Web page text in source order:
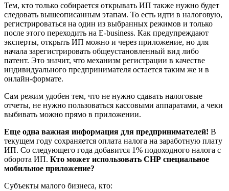
Тем, кто только собирается открывать ИП также нужно будет
следовать вышеописанным этапам. То есть идти в налоговую,
регистрироваться на один из выбранных режимов и только
после этого переходить на E-business. Как предупреждают
эксперты, открыть ИП можно и через приложение, но для
начала зарегистрировать общеустановленный вид либо
патент. Это значит, что механизм регистрации в качестве
индивидуального предпринимателя остается таким же и в
онлайн-формате.
Сам режим удобен тем, что не нужно сдавать налоговые
отчеты, не нужно пользоваться кассовыми аппаратами, а чеки
выбивать можно прямо в приложении.
Еще одна важная информация для предпринимателей! В
текущем году сохраняется оплата налога на заработную плату
ИП. Со следующего года добавится 1% подоходного налога с
оборота ИП. Кто может использовать СНР специальное
мобильное приложение?
Субъекты малого бизнеса, кто: